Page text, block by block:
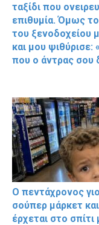
ταξίδι που
επιθυμία. Όμως
του ξενοδοχείου
και μου ψιθύρισε:
που ο άντρας σου
Ο πεντάχρονος
σούπερ μάρκετ
έρχεται στο